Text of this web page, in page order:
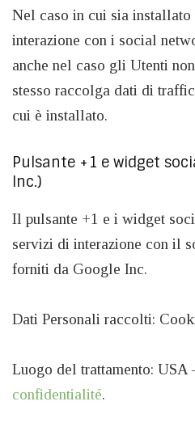
Nel caso in cui sia installato
interazione con i social
anche nel caso gli Utenti
stesso raccolga dati di
cui è installato.
Pulsante +1 e widget
Inc.)
Il pulsante +1 e i widget
servizi di interazione con il
forniti da Google Inc.
Dati Personali raccolti:
Luogo del trattamento: USA
confidentialité.